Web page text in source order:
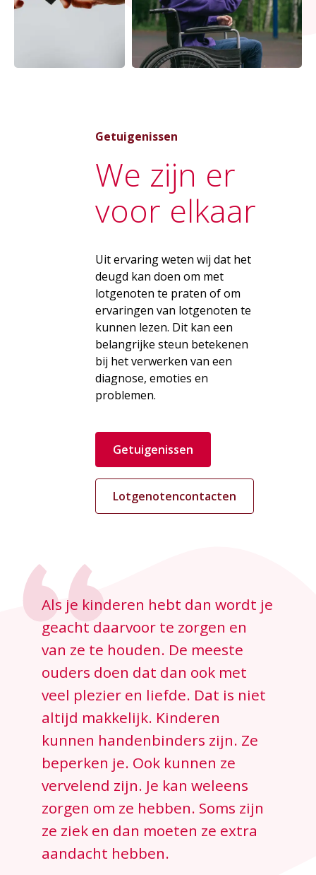
Getuigenissen
We zijn er
voor elkaar
Uit ervaring weten wij dat het
deugd kan doen om met
lotgenoten te praten of om
ervaringen van lotgenoten te
kunnen lezen. Dit kan een
belangrijke steun betekenen
bij het verwerken van een
diagnose, emoties en
problemen.
Getuigenissen
Lotgenotencontacten
Als je kinderen hebt dan wordt je
geacht daarvoor te zorgen en
van ze te houden. De meeste
ouders doen dat dan ook met
veel plezier en liefde. Dat is niet
altijd makkelijk. Kinderen
kunnen handenbinders zijn. Ze
beperken je. Ook kunnen ze
vervelend zijn. Je kan weleens
zorgen om ze hebben. Soms zijn
ze ziek en dan moeten ze extra
aandacht hebben.